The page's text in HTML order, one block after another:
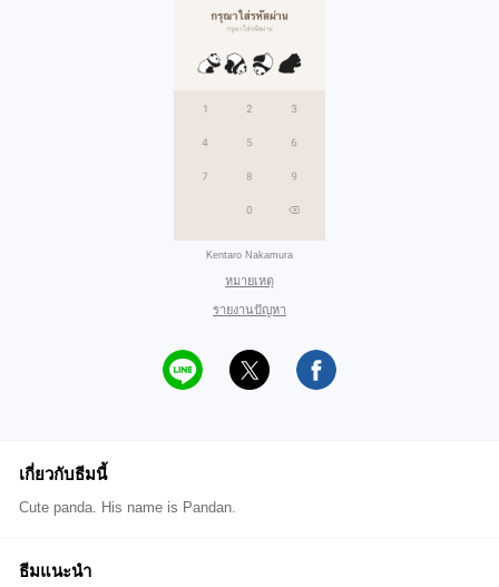
Kentaro Nakamura
หมายเหตุ
รายงานปัญหา
เกี่ยวกับธีมนี้
Cute panda. His name is Pandan.
ธีมแนะนำ